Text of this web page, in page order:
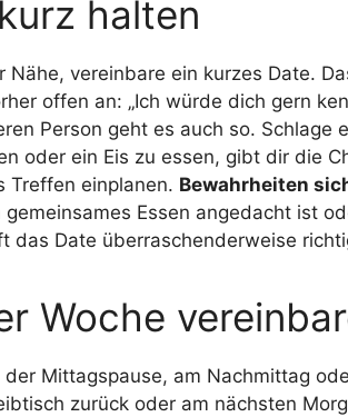
halten
vereinbare ein kurzes Date.
offen an: „Ich würde dich gern
Person geht es auch so. Schlage
oder ein Eis zu essen, gibt dir die
Treffen einplanen. Bewahrheiten
Essen angedacht ist
das Date überraschenderweise
Woche
Mittagspause, am Nachmittag
zurück oder am nächsten